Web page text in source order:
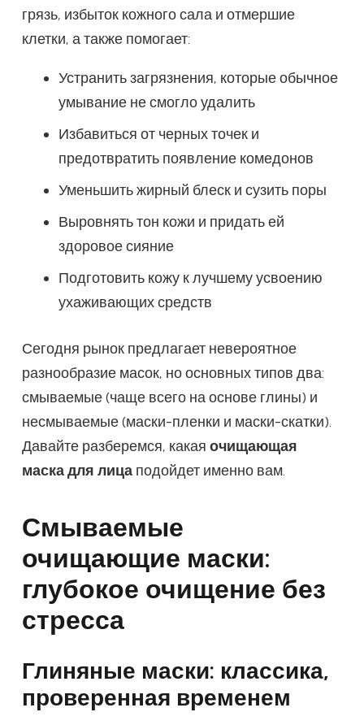
грязь, избыток кожного сала и отмершие
клетки, а также помогает:
Устранить загрязнения, которые обычное
умывание не смогло удалить
Избавиться от черных точек и
предотвратить появление комедонов
Уменьшить жирный блеск и сузить поры
Выровнять тон кожи и придать ей
здоровое сияние
Подготовить кожу к лучшему усвоению
ухаживающих средств
Сегодня рынок предлагает невероятное
разнообразие масок, но основных типов два:
смываемые (чаще всего на основе глины) и
несмываемые (маски-пленки и маски-скатки).
Давайте разберемся, какая очищающая
маска для лица подойдет именно вам.
Смываемые
очищающие маски:
глубокое очищение без
стресса
Глиняные маски: классика,
проверенная временем